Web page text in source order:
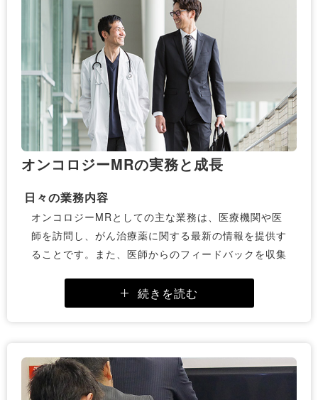
持つことから、医薬品業界での地位向上や将来的なキ
ャリアパスの選択肢が広がります。また、その専門性
の高さからスキルアップの向上を図ることができ、
様々なプロジェクトへの挑戦もしやすくなります。
製薬業界におけるオンコロジーMRの需要
がん治療は世界中で増加傾向にあり、オンコロジー分
野におけるMRの需要も急増しています。特に、日本
では高齢化社会の進行に伴い、がん治療の重要性がま
すます高まっており、それに応じてオンコロジーMR
の役割も拡大しています。このため、専門知識と経験
を持つオンコロジーMRの存在は、製薬会社にとって
非常に価値のあるものとなっています。
オンコロジーMRの実務と成長
日々の業務内容
オンコロジーMRとしての主な業務は、医療機関や医
師を訪問し、がん治療薬に関する最新の情報を提供す
ることです。また、医師からのフィードバックを収集
社に報告する役割も担っています。これにより、製薬
会社は医療現場のニーズを的確に把握し、製品の改良
化し、製品の適正使用を促進することも重要な業務の
一部です。
続きを読む